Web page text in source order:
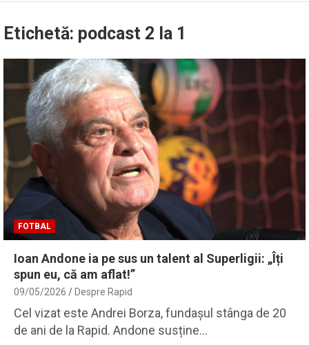
Etichetă: podcast 2 la 1
FOTBAL
Ioan Andone ia pe sus un talent al Superligii: „Îți
spun eu, că am aflat!”
09/05/2026 Despre Rapid
Cel vizat este Andrei Borza, fundașul stânga de 20
de ani de la Rapid. Andone susține…